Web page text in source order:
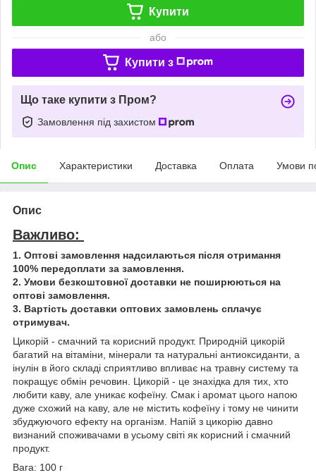
Купити
або
Купити з
Що таке купити з Пром?
Замовлення під захистом
Опис Характеристики Доставка Оплата Умови
Опис
Важливо:
1. Оптові замовлення надсилаються після отримання
100% передоплати за замовлення.
2. Умови безкоштовної доставки не поширюються на
оптові замовлення.
3. Вартість доставки оптових замовлень сплачує
отримувач.
Цикорій - смачний та корисний продукт. Природній цикорій
багатий на вітаміни, мінерали та натуральні антиоксиданти, а
інулін в його складі сприятливо впливає на травну систему та
покращує обмін речовин. Цикорій - це знахідка для тих, хто
любити каву, але уникає кофеїну. Смак і аромат цього напою
дуже схожий на каву, але не містить кофеїну і тому не чинити
збуджуючого ефекту на організм. Напій з цикорію давно
визнаний споживачами в усьому світі як корисний і смачний
продукт.
Вага: 100 г